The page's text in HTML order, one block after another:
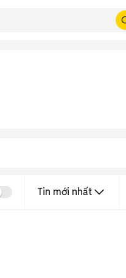
Tin mới nhất